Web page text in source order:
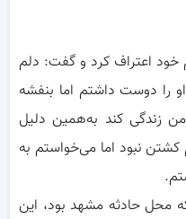
خود اعتراف کرد و گفت: دلم
را دوست داشتم اما بنفشه
زندگی کند به‌همین دلیل
کشتن نبود اما می‌خواستم به
محل حادثه مشهد بود، این